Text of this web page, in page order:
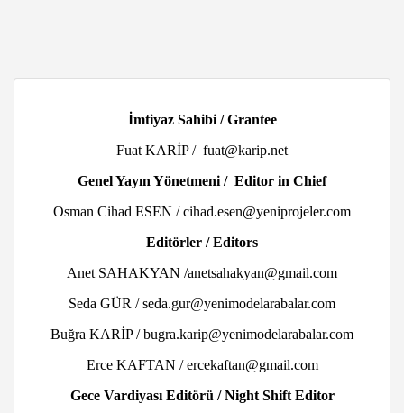
İmtiyaz Sahibi / Grantee
Fuat KARİP / fuat@karip.net
Genel Yayın Yönetmeni / Editor in Chief
Osman Cihad ESEN / cihad.esen@yeniprojeler.com
Editörler / Editors
Anet SAHAKYAN /anetsahakyan@gmail.com
Seda GÜR / seda.gur@yenimodelarabalar.com
Buğra KARİP / bugra.karip@yenimodelarabalar.com
Erce KAFTAN / ercekaftan@gmail.com
Gece Vardiyası Editörü / Night Shift Editor